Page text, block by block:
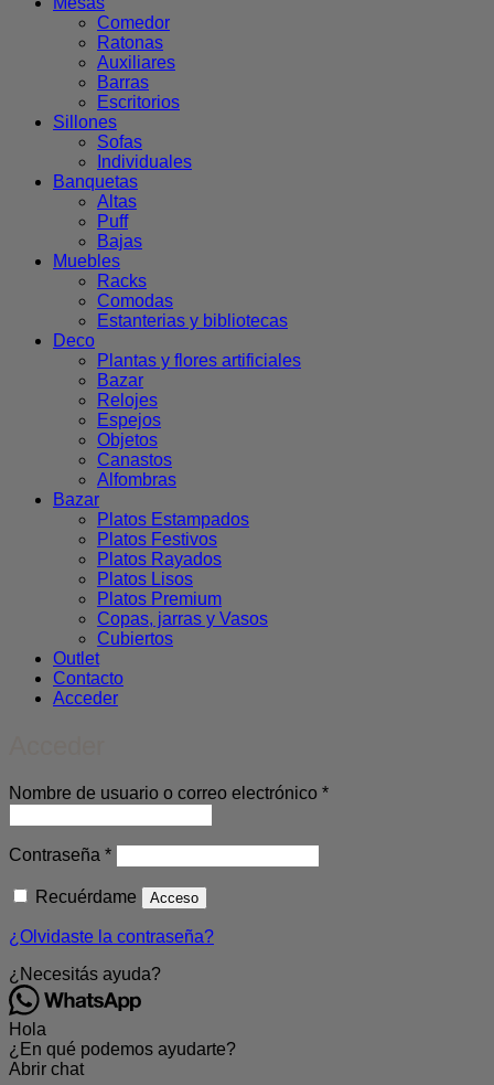
Comedor
Ratonas
Auxiliares
Barras
Escritorios
Sillones
Sofas
Individuales
Banquetas
Altas
Puff
Bajas
Muebles
Racks
Comodas
Estanterias y bibliotecas
Deco
Plantas y flores artificiales
Bazar
Relojes
Espejos
Objetos
Canastos
Alfombras
Bazar
Platos Estampados
Platos Festivos
Platos Rayados
Platos Lisos
Platos Premium
Copas, jarras y Vasos
Cubiertos
Outlet
Contacto
Acceder
Nombre de usuario o correo electrónico *Obligatorio
Contraseña *Obligatorio
Recuérdame Acceso
¿Olvidaste la contraseña?
¿Necesitás ayuda?
Hola
¿En qué podemos ayudarte?
Abrir chat